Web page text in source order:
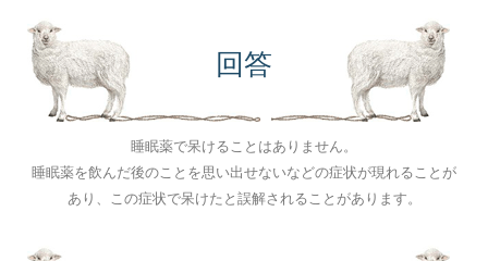
回答
睡眠薬で呆けることはありません。
睡眠薬を飲んだ後のことを思い出せないなどの症状が現れることが
あり、この症状で呆けたと誤解されることがあります。